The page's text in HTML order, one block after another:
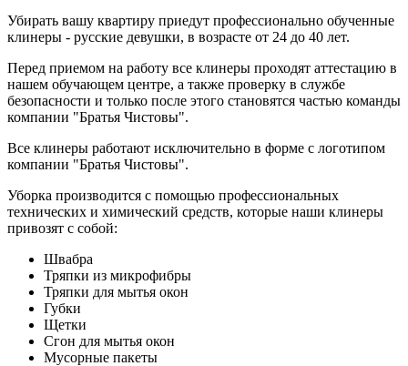
Убирать вашу квартиру приедут профессионально обученные
клинеры - русские девушки, в возрасте от 24 до 40 лет.
Перед приемом на работу все клинеры проходят аттестацию в
нашем обучающем центре, а также проверку в службе
безопасности и только после этого становятся частью команды
компании "Братья Чистовы".
Все клинеры работают исключительно в форме с логотипом
компании "Братья Чистовы".
Уборка производится с помощью профессиональных
технических и химический средств, которые наши клинеры
привозят с собой:
Швабра
Тряпки из микрофибры
Тряпки для мытья окон
Губки
Щетки
Сгон для мытья окон
Мусорные пакеты